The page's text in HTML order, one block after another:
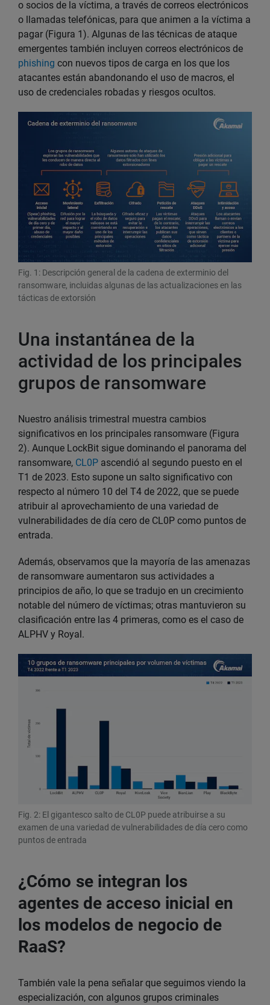
o socios de la víctima, a través de correos electrónicos
o llamadas telefónicas, para que animen a la víctima a
pagar (Figura 1). Algunas de las técnicas de ataque
emergentes también incluyen correos electrónicos de
phishing con nuevos tipos de carga en los que los
atacantes están abandonando el uso de macros, el
uso de credenciales robadas y riesgos ocultos.
Fig. 1: Descripción general de la cadena de exterminio del
ransomware, incluidas algunas de las actualizaciones en las
tácticas de extorsión
Una instantánea de la
actividad de los principales
grupos de ransomware
Nuestro análisis trimestral muestra cambios
significativos en los principales ransomware (Figura
2). Aunque LockBit sigue dominando el panorama del
ransomware, CL0P ascendió al segundo puesto en el
T1 de 2023. Esto supone un salto significativo con
respecto al número 10 del T4 de 2022, que se puede
atribuir al aprovechamiento de una variedad de
vulnerabilidades de día cero de CL0P como puntos de
entrada.
Además, observamos que la mayoría de las amenazas
de ransomware aumentaron sus actividades a
principios de año, lo que se tradujo en un crecimiento
notable del número de víctimas; otras mantuvieron su
clasificación entre las 4 primeras, como es el caso de
ALPHV y Royal.
Fig. 2: El gigantesco salto de CL0P puede atribuirse a su
examen de una variedad de vulnerabilidades de día cero como
puntos de entrada
¿Cómo se integran los
agentes de acceso inicial en
los modelos de negocio de
RaaS?
También vale la pena señalar que seguimos viendo la
especialización, con algunos grupos criminales